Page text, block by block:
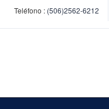
Teléfono : (506)2562-6212